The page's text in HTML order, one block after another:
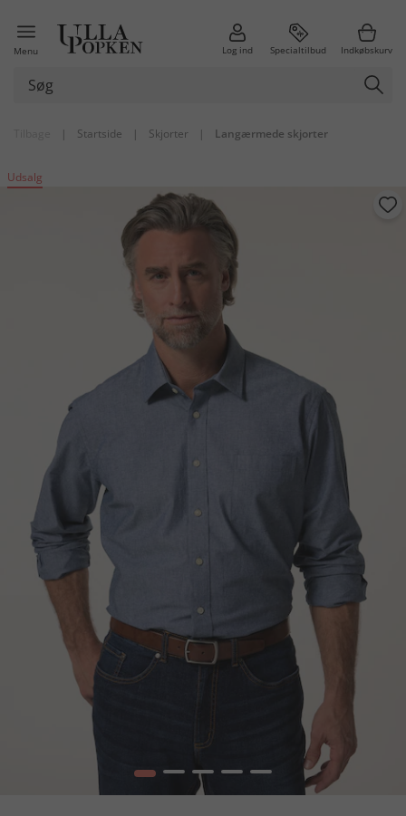
Menu Log ind Specialtilbud Indkøbskurv
| Startside | Skjorter | Langærmede skjorter
Udsalg
1 2 3 4 5